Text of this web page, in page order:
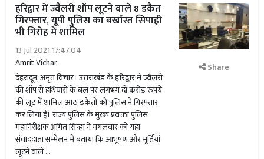
हरिद्वार में ज्वैलरी शॉप लूटने वाले 8 डकैत
गिरफ्तार, यूपी पुलिस का बर्खास्त सिपाही
भी गिरोह में शामिल
13 Jul 2021 17:47:04
Amrit Vichar
देहरादून, अमृत विचार। उत्तराखंड के हरिद्वार में ज्वैलरी
की शॉप से हथियारों के बल पर लगभग दो करोड़ रुपये
की लूट में शामिल आठ डकैतों को पुलिस ने गिरफ्तार
कर लिया है। राज्य पुलिस के मुख्य प्रवक्ता पुलिस
महानिरीक्षक अमित सिन्हा ने मंगलवार को यहां
संवाददाता सम्मेलन में बताया कि आभूषण और मूर्तियां
लूटने वाले …
Share